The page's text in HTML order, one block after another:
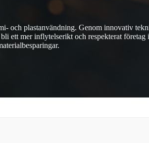
och plastanvändning. Genom innovativ
ett mer inflytelserikt och respekterat företag